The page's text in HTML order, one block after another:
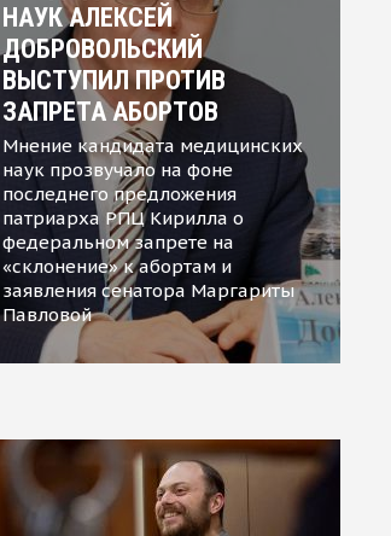
НАУК АЛЕКСЕЙ
ДОБРОВОЛЬСКИЙ
ВЫСТУПИЛ ПРОТИВ
ЗАПРЕТА АБОРТОВ
Мнение кандидата медицинских
наук прозвучало на фоне
последнего предложения
патриарха РПЦ Кирилла о
федеральном запрете на
«склонение» к абортам и
заявления сенатора Маргариты
Павловой